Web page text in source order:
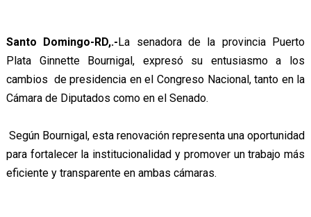
Santo Domingo-RD,.-La senadora de la provincia Puerto
Plata Ginnette Bournigal, expresó su entusiasmo a los
cambios de presidencia en el Congreso Nacional, tanto en la
Cámara de Diputados como en el Senado.
Según Bournigal, esta renovación representa una oportunidad
para fortalecer la institucionalidad y promover un trabajo más
eficiente y transparente en ambas cámaras.